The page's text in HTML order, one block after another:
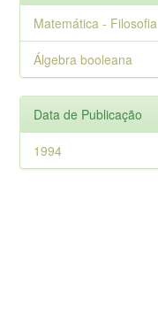
Matemática - Filosofia
Álgebra booleana
Data de Publicação
1994